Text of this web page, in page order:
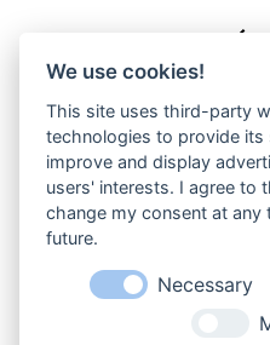
IWA - F. Riehle GmbH
We use cookies!
This site uses third-party
technologies to provide its
improve and display
users' interests. I agree to
change my consent at
future.
Necessary